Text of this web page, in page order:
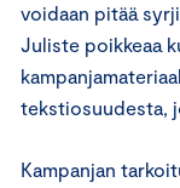
voidaan pitää
Juliste poikkeaa
tekstiosuudesta,
Kampanjan